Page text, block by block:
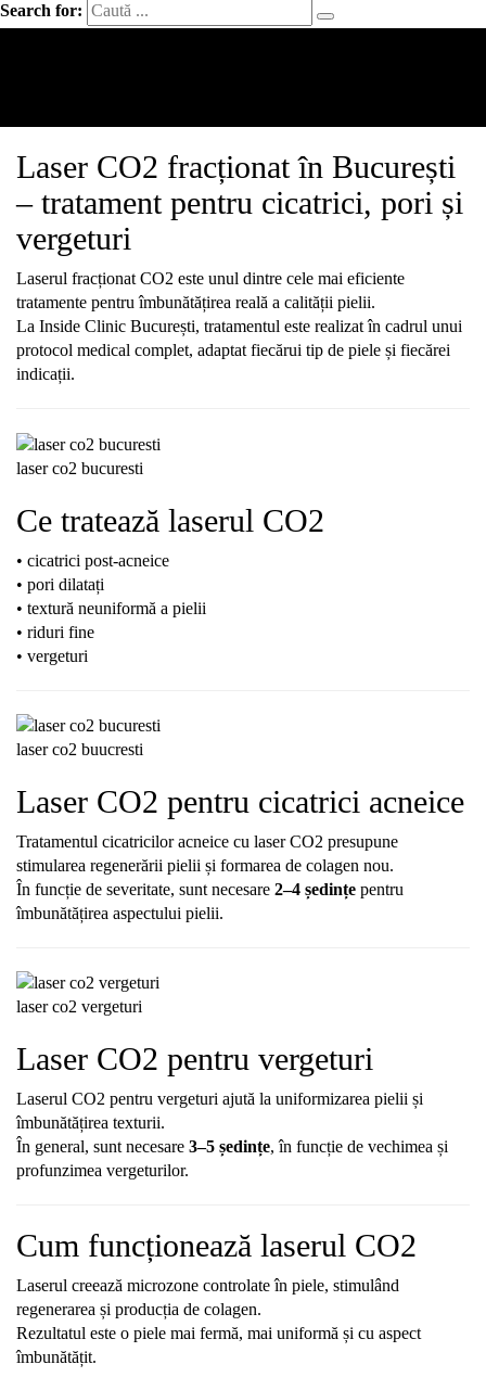
Search for:
Laser CO2 fracționat în București
– tratament pentru cicatrici, pori și
vergeturi
Laserul fracționat CO2 este unul dintre cele mai eficiente
tratamente pentru îmbunătățirea reală a calității pielii.
La Inside Clinic București, tratamentul este realizat în cadrul unui
protocol medical complet, adaptat fiecărui tip de piele și fiecărei
indicații.
laser co2 bucuresti
Ce tratează laserul CO2
• cicatrici post-acneice
• pori dilatați
• textură neuniformă a pielii
• riduri fine
• vergeturi
laser co2 buucresti
Laser CO2 pentru cicatrici acneice
Tratamentul cicatricilor acneice cu laser CO2 presupune
stimularea regenerării pielii și formarea de colagen nou.
În funcție de severitate, sunt necesare 2–4 ședințe pentru
îmbunătățirea aspectului pielii.
laser co2 vergeturi
Laser CO2 pentru vergeturi
Laserul CO2 pentru vergeturi ajută la uniformizarea pielii și
îmbunătățirea texturii.
În general, sunt necesare 3–5 ședințe, în funcție de vechimea și
profunzimea vergeturilor.
Cum funcționează laserul CO2
Laserul creează microzone controlate în piele, stimulând
regenerarea și producția de colagen.
Rezultatul este o piele mai fermă, mai uniformă și cu aspect
îmbunătățit.